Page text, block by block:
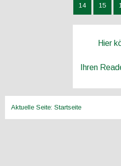
14 15
Hier
Ihren
Aktuelle Seite: Startseite